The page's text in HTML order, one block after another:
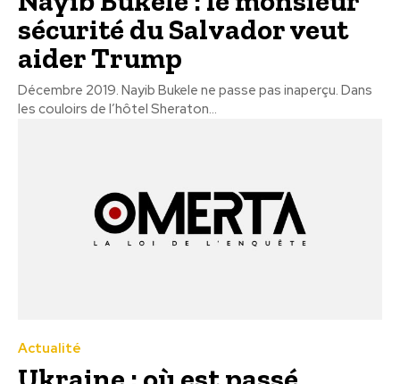
sécurité du Salvador veut
aider Trump
Décembre 2019. Nayib Bukele ne passe pas inaperçu. Dans
les couloirs de l’hôtel Sheraton...
Actualité